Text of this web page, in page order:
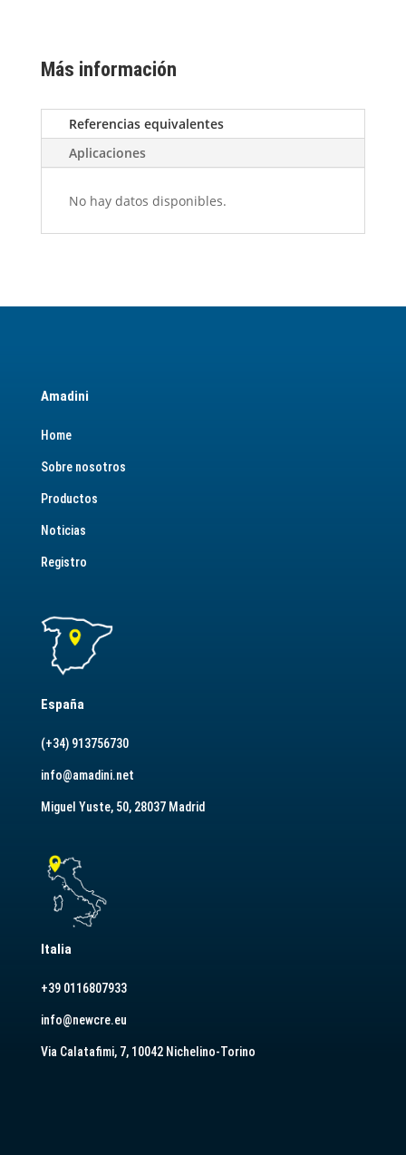
Más información
Referencias equivalentes
Aplicaciones
No hay datos disponibles.
Amadini
Home
Sobre nosotros
Productos
Noticias
Registro
España
(+34) 913756730
info@amadini.net
Miguel Yuste, 50, 28037 Madrid
Italia
+39 0116807933
info@newcre.eu
Via Calatafimi, 7, 10042 Nichelino-Torino